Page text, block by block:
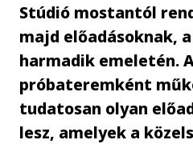
Stúdió mostantól
majd előadásoknak,
harmadik emeletén.
próbateremként
tudatosan olyan
lesz, amelyek a